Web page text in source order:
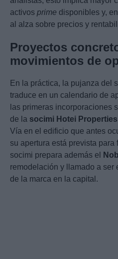
activos prime disponibles y,
al alza sobre precios y
Proyectos
movimientos de
En la práctica, la pujanza del
traduce en un calendario de
las primeras incorporaciones
de la socimi Hotei Properties
Vía en el edificio que antes
su apertura está prevista
socimi prepara además el
remodelación y llamado a ser
de la marca en la capital.